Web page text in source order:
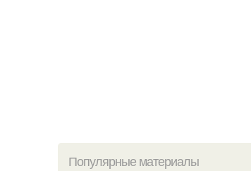
Популярные материалы